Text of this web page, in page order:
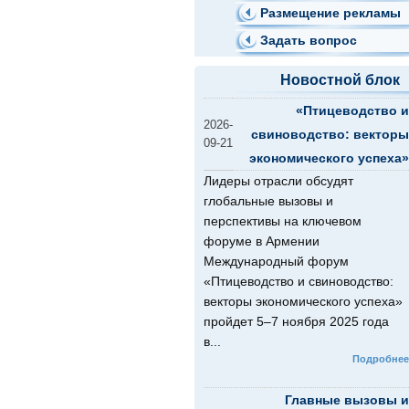
Размещение рекламы
Задать вопрос
Новостной блок
2026-
09-21
«Птицеводство и
свиноводство: векторы
экономического успеха»
Лидеры отрасли обсудят
глобальные вызовы и
перспективы на ключевом
форуме в Армении
Международный форум
«Птицеводство и свиноводство:
векторы экономического успеха»
пройдет 5–7 ноября 2025 года
в...
Подробнее
Главные вызовы и